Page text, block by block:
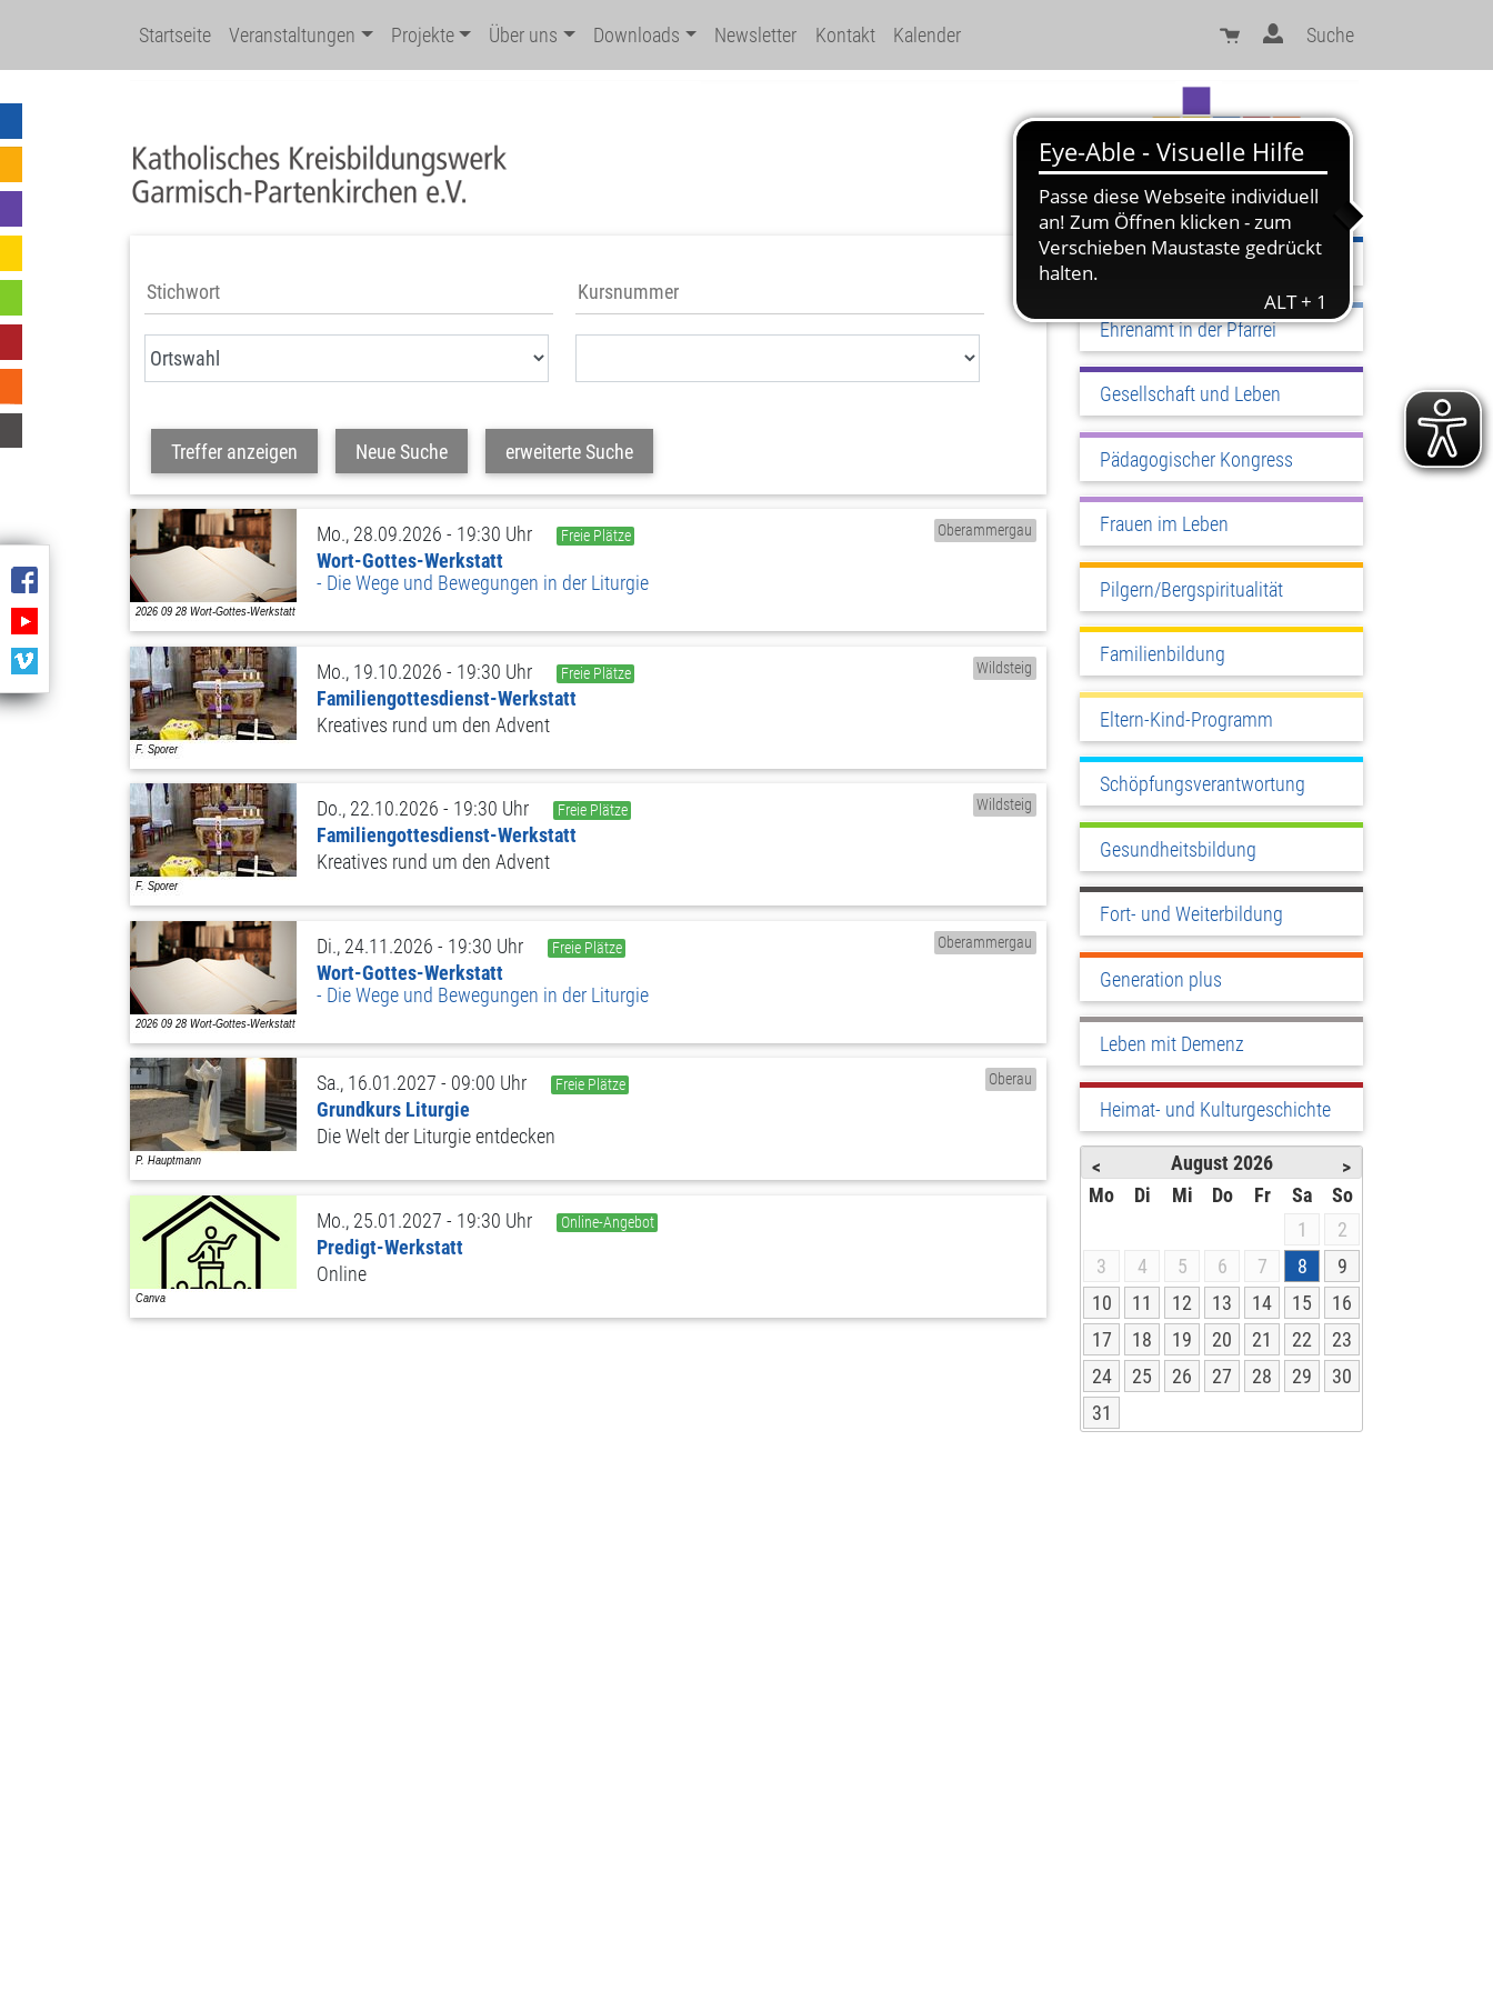
Startseite Veranstaltungen Projekte Über uns Downloads Newsletter Kontakt Kalender Suche
Treffer anzeigen Neue Suche erweiterte Suche
Mo., 28.09.2026 - 19:30 Uhr Freie Plätze Oberammergau
Wort-Gottes-Werkstatt
Die Wege und Bewegungen in der Liturgie
Mo., 19.10.2026 - 19:30 Uhr Freie Plätze Wildsteig
Familiengottesdienst-Werkstatt
Kreatives rund um den Advent
Do., 22.10.2026 - 19:30 Uhr Freie Plätze Wildsteig
Familiengottesdienst-Werkstatt
Kreatives rund um den Advent
Di., 24.11.2026 - 19:30 Uhr Freie Plätze Oberammergau
Wort-Gottes-Werkstatt
Die Wege und Bewegungen in der Liturgie
Sa., 16.01.2027 - 09:00 Uhr Freie Plätze Oberau
Grundkurs Liturgie
Die Welt der Liturgie entdecken
Mo., 25.01.2027 - 19:30 Uhr Online-Angebot
Predigt-Werkstatt
Online
Sinn und Orientierung
Ehrenamt in der Pfarrei
Gesellschaft und Leben
Pädagogischer Kongress
Frauen im Leben
Pilgern/Bergspiritualität
Familienbildung
Eltern-Kind-Programm
Schöpfungsverantwortung
Gesundheitsbildung
Fort- und Weiterbildung
Generation plus
Leben mit Demenz
Heimat- und Kulturgeschichte
< >
August 2026
Mo
Di Mi Do Fr Sa
So
1
2
3
4 5 6 7 8
9
10
11 12 13 14 15
16
17
18 19 20 21 22
23
24
25 26 27 28 29
30
31